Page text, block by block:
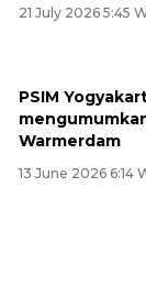
21 July 2026 5:45
PSIM
Warmerdam
13 June 2026 6:14